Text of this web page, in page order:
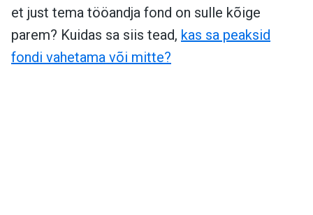
et just tema tööandja fond on sulle kõige
parem? Kuidas sa siis tead, kas sa peaksid
fondi vahetama või mitte?